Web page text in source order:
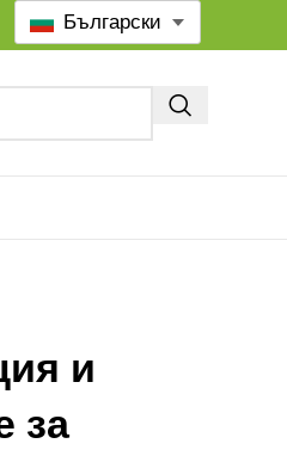
Български
и
за